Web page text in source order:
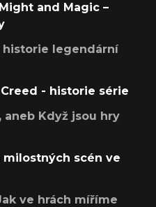
and Magic –
historie legendární
- historie série
aneb Když jsou hry
scén ve
ve hrách míříme